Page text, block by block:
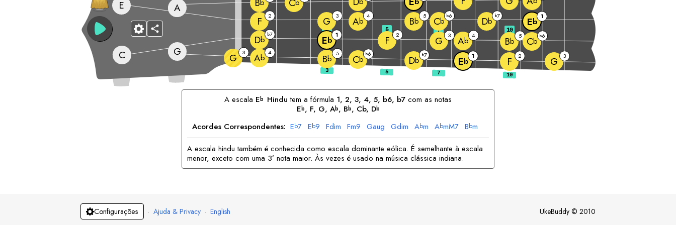
G G 3 Ab 4
Bb 5 Cb
b6
Db
b7
Eb 1 F 2 G 3
C
Db
b7 Eb 1 F 2 G 3 Ab 4 Bb 5 Cb
b6
E
F
2 G 3 Ab 4 Bb 5 Cb
b6 Db
b7 Eb 1
A b b
3 5 7 10
A escala Eb Hindu tem a fórmula 1, 2, 3, 4, 5, b6, b7com as notas
Eb, F, G, Ab, Bb, Cb, Db
Acordes Correspondentes: Eb7 Eb9 Fdim Fm9 Gaug Gdim Abm AbmM7 Bbm
B m7
A escala hindu também é conhecida como escala dominante eólica. É semelhante à escala
menor, exceto com uma 3ª nota maior. Às vezes é usado na música clássica indiana.
Configurações · Ajuda & Privacy · English UkeBuddy © 2010